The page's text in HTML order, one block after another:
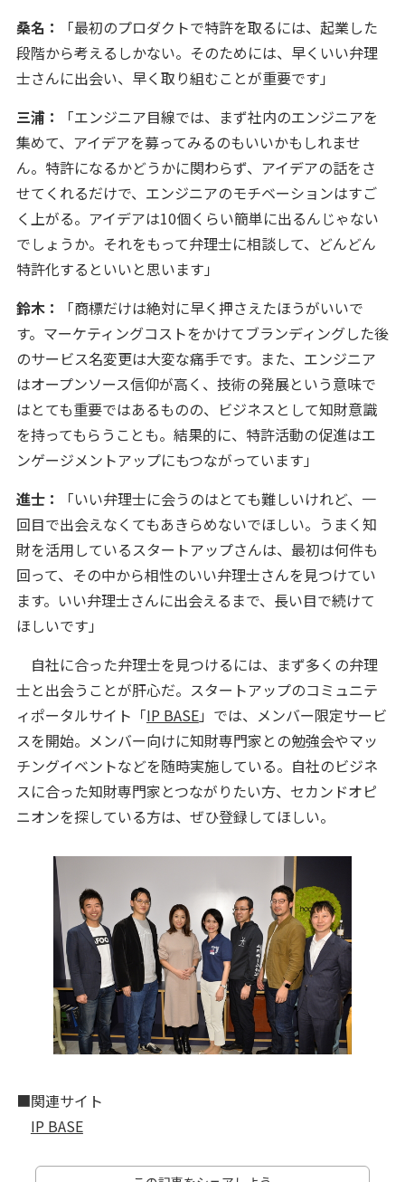
桑名：
「最初のプロダクトで特許を取るには、起業した
段階から考えるしかない。そのためには、早くいい弁理
士さんに出会い、早く取り組むことが重要です」
三浦：
「エンジニア目線では、まず社内のエンジニアを
集めて、アイデアを募ってみるのもいいかもしれませ
ん。特許になるかどうかに関わらず、アイデアの話をさ
せてくれるだけで、エンジニアのモチベーションはすご
く上がる。アイデアは10個くらい簡単に出るんじゃない
でしょうか。それをもって弁理士に相談して、どんどん
特許化するといいと思います」
鈴木：
「商標だけは絶対に早く押さえたほうがいいで
す。マーケティングコストをかけてブランディングした後
のサービス名変更は大変な痛手です。また、エンジニア
はオープンソース信仰が高く、技術の発展という意味で
はとても重要ではあるものの、ビジネスとして知財意識
を持ってもらうことも。結果的に、特許活動の促進はエ
ンゲージメントアップにもつながっています」
進士：
「いい弁理士に会うのはとても難しいけれど、一
回目で出会えなくてもあきらめないでほしい。うまく知
財を活用しているスタートアップさんは、最初は何件も
回って、その中から相性のいい弁理士さんを見つけてい
ます。いい弁理士さんに出会えるまで、長い目で続けて
ほしいです」
自社に合った弁理士を見つけるには、まず多くの弁理
士と出会うことが肝心だ。スタートアップのコミュニテ
ィポータルサイト「IP BASE」では、メンバー限定サービ
スを開始。メンバー向けに知財専門家との勉強会やマッ
チングイベントなどを随時実施している。自社のビジネ
スに合った知財専門家とつながりたい方、セカンドオピ
ニオンを探している方は、ぜひ登録してほしい。
■関連サイト
IP BASE